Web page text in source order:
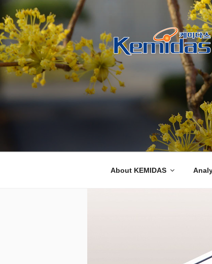
텐
츠
로
바
로
케미다스
KOLAS 인정 공인시험기관
About KEMIDAS